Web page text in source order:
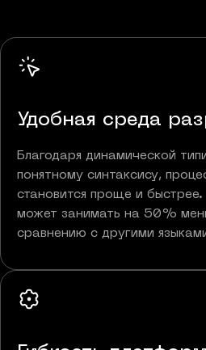
Удобная среда
Благодаря динамической
понятному синтаксису,
становится проще и
может занимать на 50%
сравнению с другими